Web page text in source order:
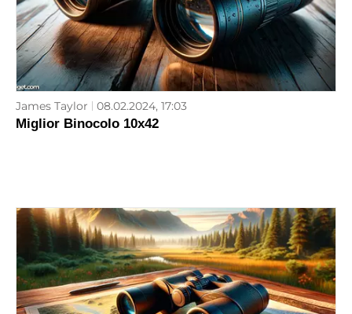
James Taylor 08.02.2024, 17:03
Miglior Binocolo 10x42